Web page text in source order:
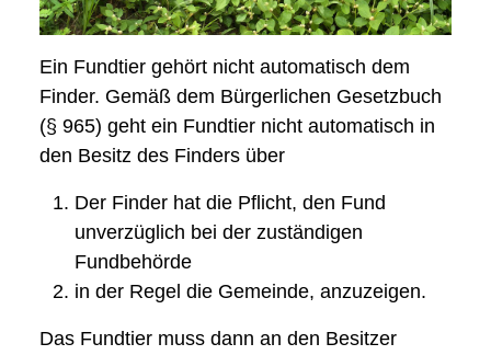
Ein Fundtier gehört nicht automatisch dem
Finder. Gemäß dem Bürgerlichen Gesetzbuch
(§ 965) geht ein Fundtier nicht automatisch in
den Besitz des Finders über
Der Finder hat die Pflicht, den Fund
unverzüglich bei der zuständigen
Fundbehörde
in der Regel die Gemeinde, anzuzeigen.
Das Fundtier muss dann an den Besitzer